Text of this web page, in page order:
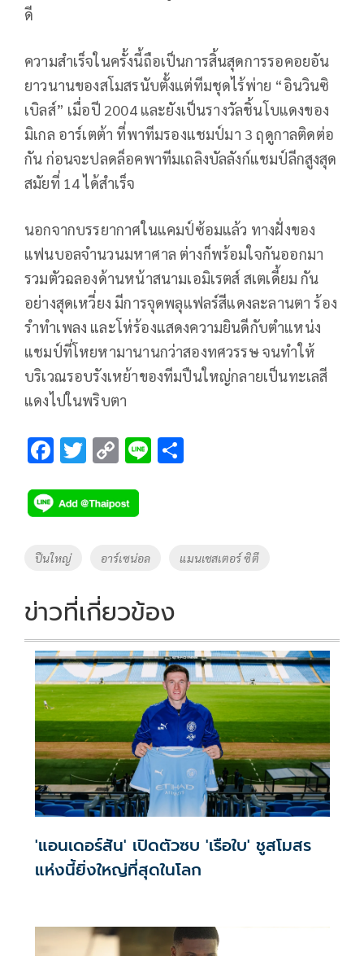
ดี
ความสำเร็จในครั้งนี้ถือเป็นการสิ้นสุดการรอคอยอัน
ยาวนานของสโมสรนับตั้งแต่ทีมชุดไร้พ่าย “อินวินซิ
เบิลส์” เมื่อปี 2004 และยังเป็นรางวัลชิ้นโบแดงของ
มิเกล อาร์เตต้า ที่พาทีมรองแชมป์มา 3 ฤดูกาลติดต่อ
กัน ก่อนจะปลดล็อคพาทีมเถลิงบัลลังก์แชมป์ลีกสูงสุด
สมัยที่ 14 ได้สำเร็จ
นอกจากบรรยากาศในแคมป์ซ้อมแล้ว ทางฝั่งของ
แฟนบอลจำนวนมหาศาล ต่างก็พร้อมใจกันออกมา
รวมตัวฉลองด้านหน้าสนามเอมิเรตส์ สเตเดี้ยม กัน
อย่างสุดเหวี่ยง มีการจุดพลุแฟลร์สีแดงละลานตา ร้อง
รำทำเพลง และโห่ร้องแสดงความยินดีกับตำแหน่ง
แชมป์ที่โหยหามานานกว่าสองทศวรรษ จนทำให้
บริเวณรอบรังเหย้าของทีมปืนใหญ่กลายเป็นทะเลสี
แดงไปในพริบตา
F
e
b
o
k
T
tt
er
C
p
y
Li
k
Li
Tags
ปืนใหญ่ อาร์เซน่อล แมนเชสเตอร์ ซิตี
ข่าวที่เกี่ยวข้อง
'แอนเดอร์สัน' เปิดตัวซบ 'เรือใบ' ชูสโมสร
แห่งนี้ยิ่งใหญ่ที่สุดในโลก